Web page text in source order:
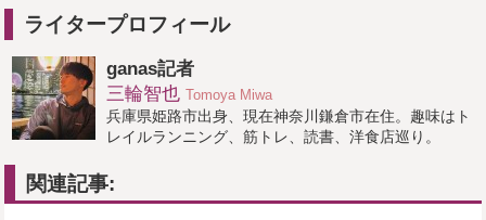
ライタープロフィール
ganas記者
三輪智也 Tomoya Miwa
兵庫県姫路市出身、現在神奈川鎌倉市在住。趣味はト
レイルランニング、筋トレ、読書、洋食店巡り。
関連記事: